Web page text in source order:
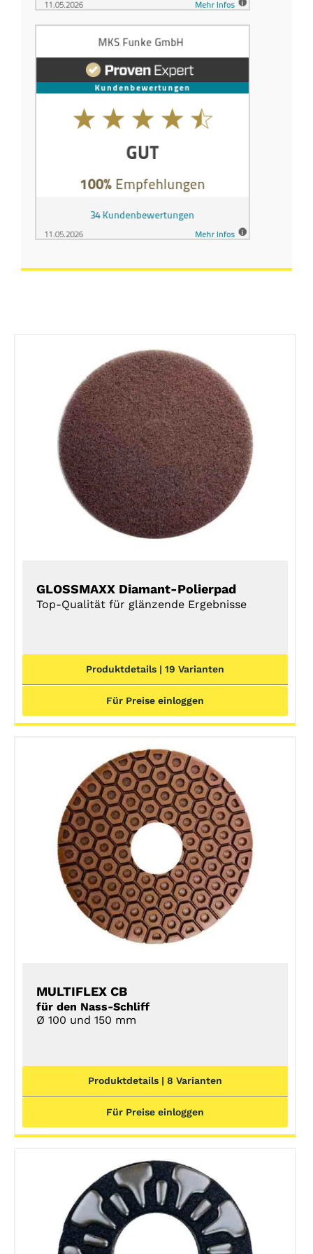
DETAILS
GLOSSMAXX Diamant-Polierpad
Top-Qualität für glänzende Ergebnisse
Produktdetails | 19 Varianten
Für Preise einloggen
MULTIFLEX CB
für den Nass-Schliff
Ø 100 und 150 mm
Produktdetails | 8 Varianten
Für Preise einloggen